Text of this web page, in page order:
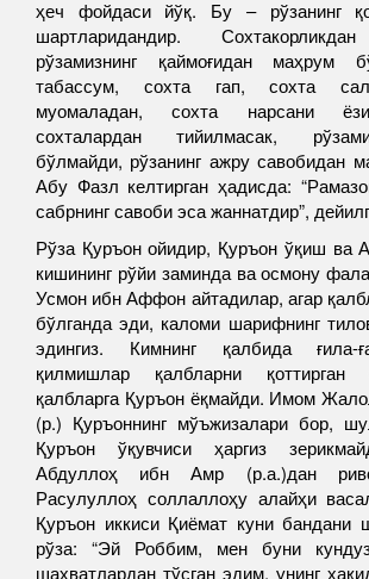
ҳеч фойдаси йўқ. Бу – рўзанинг
шартларидандир.
рўзамизнинг қаймоғидан маҳрум
табассум, сохта гап, сохта
муомаладан, сохта нарсани
сохталардан тийилмасак,
бўлмайди, рўзанинг ажру савобидан
Абу Фазл келтирган ҳадисда:
сабрнинг савоби эса жаннатдир”,
Рўза Қуръон ойидир, Қуръон ўқиш ва
кишининг рўйи заминда ва осмону
Усмон ибн Аффон айтадилар, агар
бўлганда эди, каломи шарифнинг
эдингиз. Кимнинг қалбида ғила-
қилмишлар қалбларни
қалбларга Қуръон ёқмайди. Имом
(р.) Қуръоннинг мўъжизалари бор,
Қуръон ўқувчиси ҳаргиз
Абдуллоҳ ибн Амр (р.а.)дан
Расулуллоҳ соллаллоҳу алайҳи
Қуръон иккиси Қиёмат куни бандани
рўза: “Эй Роббим, мен буни
шаҳватлардан тўсган эдим, унинг